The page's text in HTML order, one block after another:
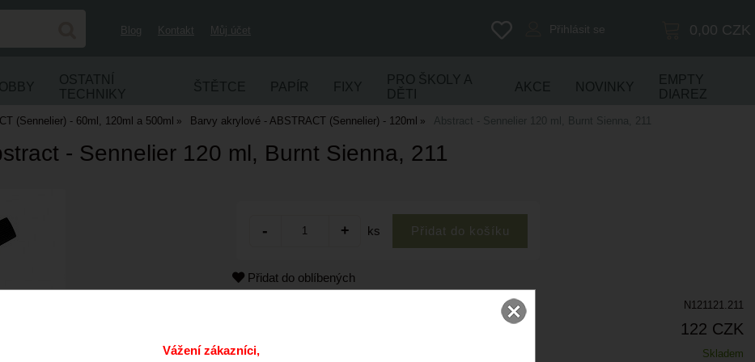
Blog Kontakt Můj účet 0,00 CZK
Přihlásit se
OSTATNÍ
TECHNIKY
ŠTĚTCE PAPÍR FIXY
PRO ŠKOLY A
DĚTI
AKCE NOVINKY
EMPTY
DIAREZ
(Sennelier) - 60ml, 120ml a 500ml Barvy akrylové - ABSTRACT (Sennelier) - 120ml Abstract - Sennelier 120 ml, Burnt Sienna, 211
- Sennelier 120 ml, Burnt Sienna, 211
ks
Přidat do oblíbených
N121121.211
122 CZK
Dostupnost:
Skladem
Vážení zákazníci,